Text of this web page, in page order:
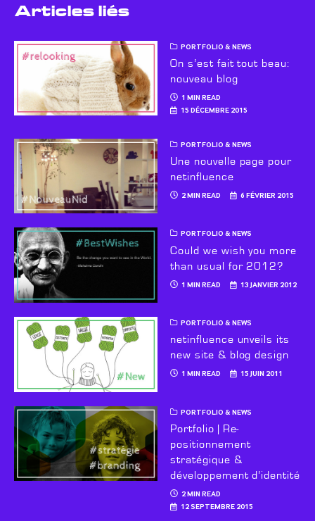
Articles liés
PORTFOLIO & NEWS
On s’est fait tout beau:
nouveau blog
1 MIN READ
15 DÉCEMBRE 2015
PORTFOLIO & NEWS
Une nouvelle page pour
netinfluence
2 MIN READ 6 FÉVRIER 2015
PORTFOLIO & NEWS
Could we wish you more
than usual for 2012?
1 MIN READ 13 JANVIER 2012
PORTFOLIO & NEWS
netinfluence unveils its
new site & blog design
1 MIN READ 15 JUIN 2011
PORTFOLIO & NEWS
Portfolio | Re-
positionnement
stratégique &
développement d’identité
2 MIN READ
12 SEPTEMBRE 2015